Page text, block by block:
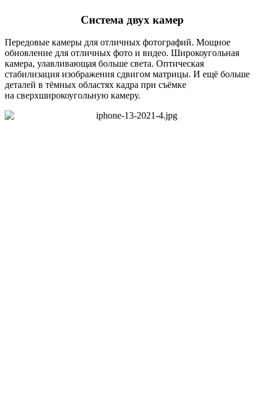
Система двух камер
Передовые камеры для отличных фотографий. Мощное
обновление для отличных фото и видео. Широкоугольная
камера, улавливающая больше света. Оптическая
стабилизация изображения сдвигом матрицы. И ещё больше
деталей в тёмных областях кадра при съёмке
на сверхширокоугольную камеру.